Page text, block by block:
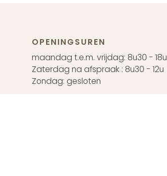
OPENINGSUREN
maandag t.e.m. vrijdag: 8u30 - 18u
Zaterdag na afspraak : 8u30 - 12u
Zondag: gesloten